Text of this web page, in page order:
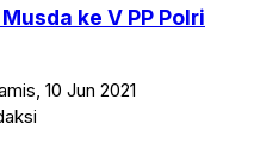
ke V PP Polri
10 Jun 2021